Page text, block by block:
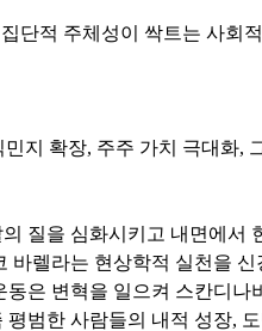
단적 주체성이 싹트는 사회
지 확장, 주주 가치 극대화,
질을 심화시키고 내면에서
렐라는 현상학적 실천을
은 변혁을 일으켜 스칸디나
범한 사람들의 내적 성장,